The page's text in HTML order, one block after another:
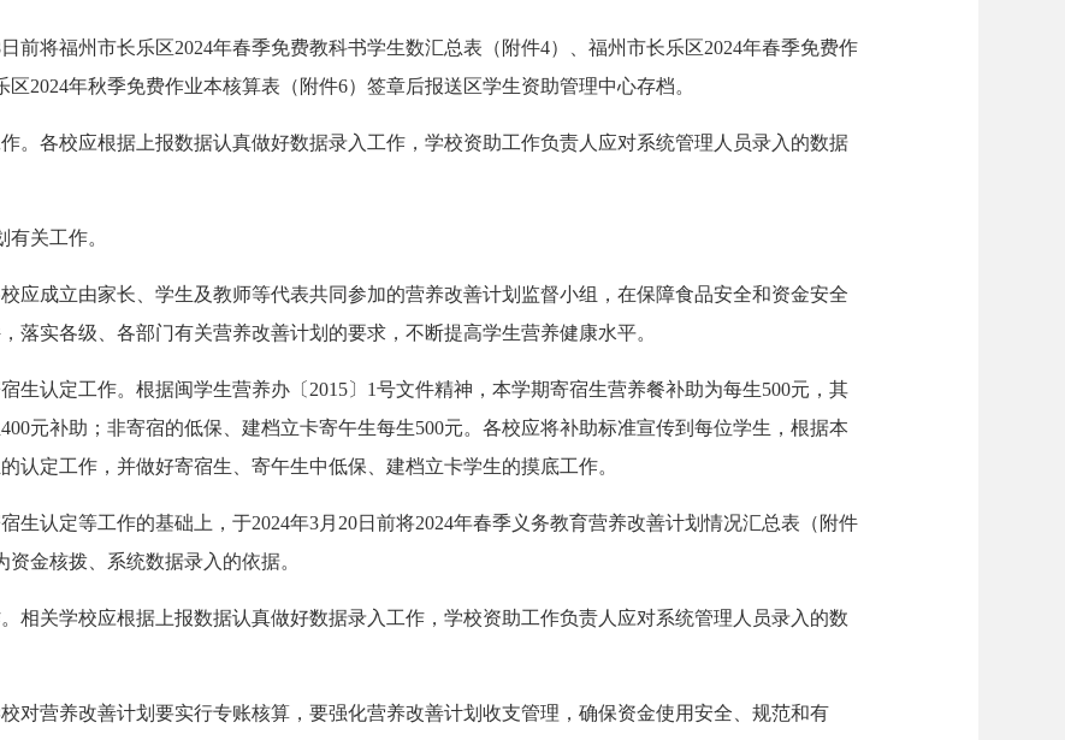
前将福州市长乐区2024年春季免费教科书学生数汇总表（附件4）、福州市长乐区2024年春季免费作
2024年秋季免费作业本核算表（附件6）签章后报送区学生资助管理中心存档。
。各校应根据上报数据认真做好数据录入工作，学校资助工作负责人应对系统管理人员录入的数据
关工作。
应成立由家长、学生及教师等代表共同参加的营养改善计划监督小组，在保障食品安全和资金安全
落实各级、各部门有关营养改善计划的要求，不断提高学生营养健康水平。
生认定工作。根据闽学生营养办〔2015〕1号文件精神，本学期寄宿生营养餐补助为每生500元，其
元补助；非寄宿的低保、建档立卡寄午生每生500元。各校应将补助标准宣传到每位学生，根据本
认定工作，并做好寄宿生、寄午生中低保、建档立卡学生的摸底工作。
生认定等工作的基础上，于2024年3月20日前将2024年春季义务教育营养改善计划情况汇总表（附件
金核拨、系统数据录入的依据。
相关学校应根据上报数据认真做好数据录入工作，学校资助工作负责人应对系统管理人员录入的数
对营养改善计划要实行专账核算，要强化营养改善计划收支管理，确保资金使用安全、规范和有